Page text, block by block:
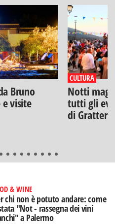
Bruno
visite
CULTURA
Notti
tutti gli
di Gratteri
& WINE
chi non è potuto andare: come
"Not - rassegna dei vini
a Palermo